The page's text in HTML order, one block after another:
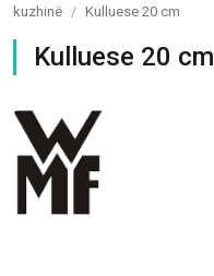
kuzhinë / Kulluese 20 cm
Kulluese 20 cm